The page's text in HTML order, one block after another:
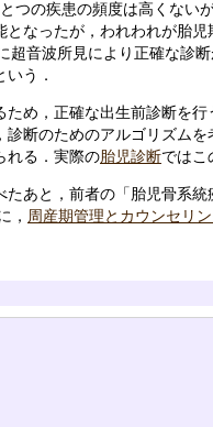
つの疾患の頻度は高くない
なったが，われわれが胎
音波所見により正確な診
う．
め，正確な出生前診断を
断のためのアルゴリズム
れる．実際の胎児診断ではこ
あと，前者の「胎児骨系
， 周産期管理とカウンセリ